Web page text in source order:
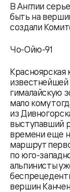
В Англии
быть на
создали
Чо-Ойю-91
Красноярская
гималайскую
мало кому
из
выступавший
времени еще
маршрут
по юго-
альпинисты
вершин